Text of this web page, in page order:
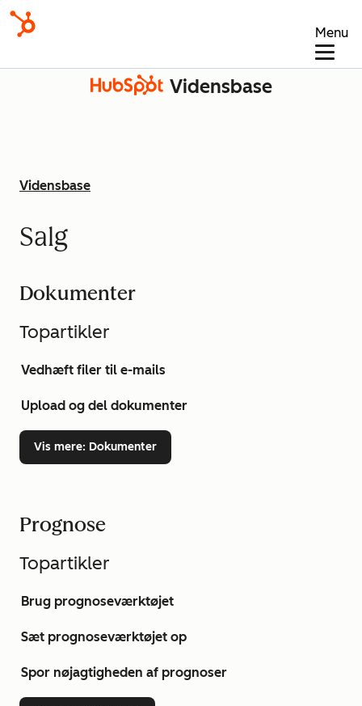
Menu
Vidensbase
Vidensbase
Salg
Dokumenter
Topartikler
Vedhæft filer til e-mails
Upload og del dokumenter
Vis mere: Dokumenter
Prognose
Topartikler
Brug prognoseværktøjet
Sæt prognoseværktøjet op
Spor nøjagtigheden af prognoser